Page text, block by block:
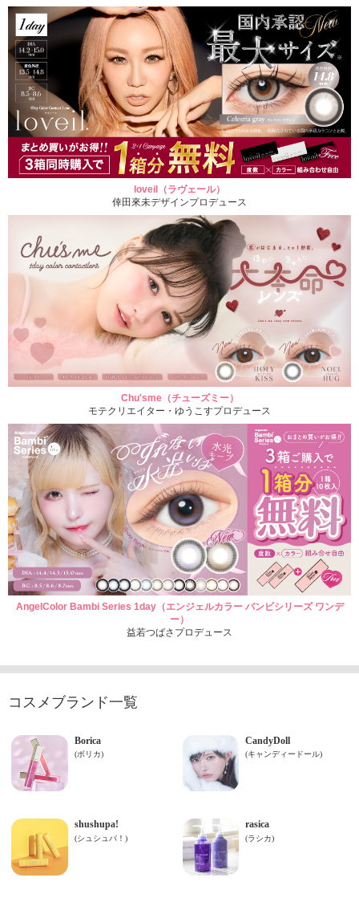
loveil（ラヴェール）
倖田來未デザインプロデュース
Chu'sme（チューズミー）
モテクリエイター・ゆうこすプロデュース
AngelColor Bambi Series 1day（エンジェルカラー バンビシリーズ ワンデ
ー）
益若つばさプロデュース
コスメブランド一覧